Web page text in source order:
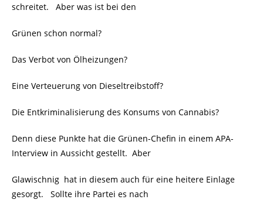
schreitet. Aber was ist bei den
Grünen schon normal?
Das Verbot von Ölheizungen?
Eine Verteuerung von Dieseltreibstoff?
Die Entkriminalisierung des Konsums von Cannabis?
Denn diese Punkte hat die Grünen-Chefin in einem APA-
Interview in Aussicht gestellt. Aber
Glawischnig hat in diesem auch für eine heitere Einlage
gesorgt. Sollte ihre Partei es nach